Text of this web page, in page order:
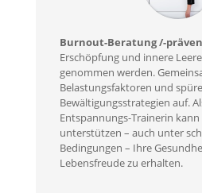
Burnout-Beratung /-
Erschöpfung und innere
genommen werden.
Belastungsfaktoren und
Bewältigungsstrategien auf.
Entspannungs-Trainerin kann
unterstützen – auch unter
Bedingungen – Ihre
Lebensfreude zu erhalten.